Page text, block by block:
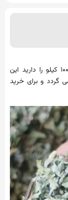
اگر شما قصد خرید عمده مرزنجوش یزدی بالای ۱۰۰ کیلو را دارید این
عرضه می گردد و برای خرید